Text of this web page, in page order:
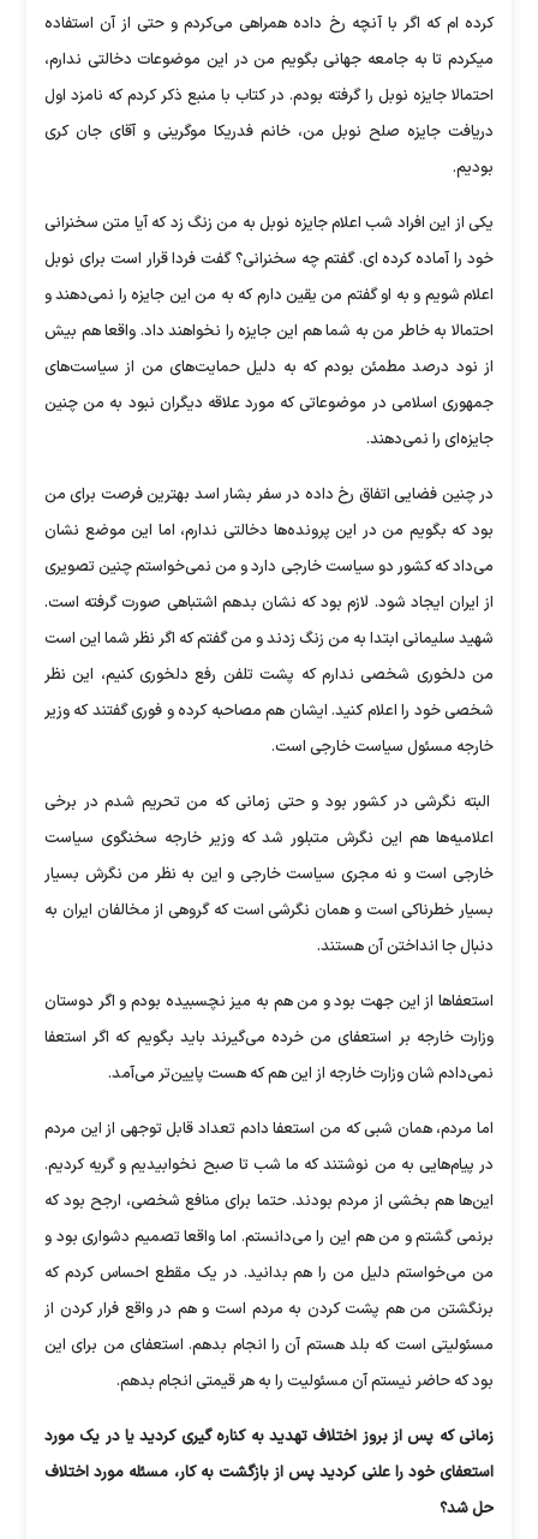
کرده ام که اگر با آنچه رخ داده همراهی می‌کردم و حتی از آن استفاده
میکردم تا به جامعه جهانی بگویم من در این موضوعات دخالتی ندارم،
احتمالا جایزه نوبل را گرفته بودم. در کتاب با منبع ذکر کردم که نامزد اول
دریافت جایزه صلح نوبل من، خانم فدریکا موگرینی و آقای جان کری
بودیم.
یکی از این افراد شب اعلام جایزه نوبل به من زنگ زد که آیا متن سخنرانی
خود را آماده کرده ای. گفتم چه سخنرانی؟ گفت فردا قرار است برای نوبل
اعلام شویم و به او گفتم من یقین دارم که به من این جایزه را نمی‌دهند و
احتمالا به خاطر من به شما هم این جایزه را نخواهند داد. واقعا هم بیش
از نود درصد مطمئن بودم که به دلیل حمایت‌های من از سیاست‌های
جمهوری اسلامی در موضوعاتی که مورد علاقه دیگران نبود به من چنین
جایزه‌ای را نمی‌دهند.
در چنین فضایی اتفاق رخ داده در سفر بشار اسد بهترین فرصت برای من
بود که بگویم من در این پرونده‌ها دخالتی ندارم، اما این موضع نشان
می‌داد که کشور دو سیاست خارجی دارد و من نمی‌خواستم چنین تصویری
از ایران ایجاد شود. لازم بود که نشان بدهم اشتباهی صورت گرفته است.
شهید سلیمانی ابتدا به من زنگ زدند و من گفتم که اگر نظر شما این است
من دلخوری شخصی ندارم که پشت تلفن رفع دلخوری کنیم، این نظر
شخصی خود را اعلام کنید. ایشان هم مصاحبه کرده و فوری گفتند که وزیر
خارجه مسئول سیاست خارجی است.
البته نگرشی در کشور بود و حتی زمانی که من تحریم شدم در برخی
اعلامیه‌ها هم این نگرش متبلور شد که وزیر خارجه سخنگوی سیاست
خارجی است و نه مجری سیاست خارجی و این به نظر من نگرش بسیار
بسیار خطرناکی است و همان نگرشی است که گروهی از مخالفان ایران به
دنبال جا انداختن آن هستند.
استعفا‌ها از این جهت بود و من هم به میز نچسبیده بودم و اگر دوستان
وزارت خارجه بر استعفای من خرده می‌گیرند باید بگویم که اگر استعفا
نمی‌دادم شان وزارت خارجه از این هم که هست پایین‌تر می‌آمد.
اما مردم، همان شبی که من استعفا دادم تعداد قابل توجهی از این مردم
در پیام‌هایی به من نوشتند که ما شب تا صبح نخوابیدیم و گریه کردیم.
این‌ها هم بخشی از مردم بودند. حتما برای منافع شخصی، ارجح بود که
برنمی گشتم و من هم این را می‌دانستم. اما واقعا تصمیم دشواری بود و
من می‌خواستم دلیل من را هم بدانید. در یک مقطع احساس کردم که
برنگشتن من هم پشت کردن به مردم است و هم در واقع فرار کردن از
مسئولیتی است که بلد هستم آن را انجام بدهم. استعفای من برای این
بود که حاضر نیستم آن مسئولیت را به هر قیمتی انجام بدهم.
زمانی که پس از بروز اختلاف تهدید به کناره گیری کردید یا در یک مورد
استعفای خود را علنی کردید پس از بازگشت به کار، مسئله مورد اختلاف
حل شد؟